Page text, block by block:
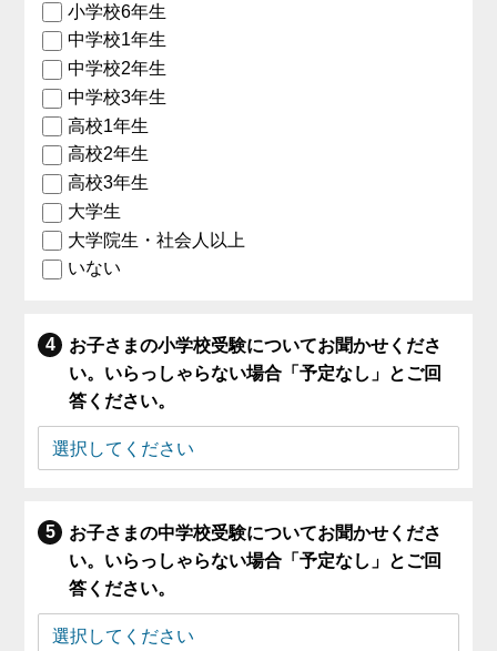
小学校6年生
中学校1年生
中学校2年生
中学校3年生
高校1年生
高校2年生
高校3年生
大学生
大学院生・社会人以上
いない
お子さまの小学校受験についてお聞かせくださ
い。いらっしゃらない場合「予定なし」とご回
答ください。
お子さまの中学校受験についてお聞かせくださ
い。いらっしゃらない場合「予定なし」とご回
答ください。